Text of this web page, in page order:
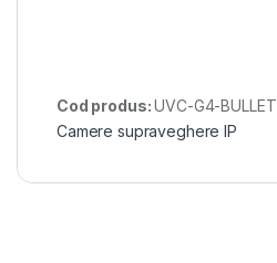
Cod produs:UVC-G4-BULLET
Camere supraveghere IP